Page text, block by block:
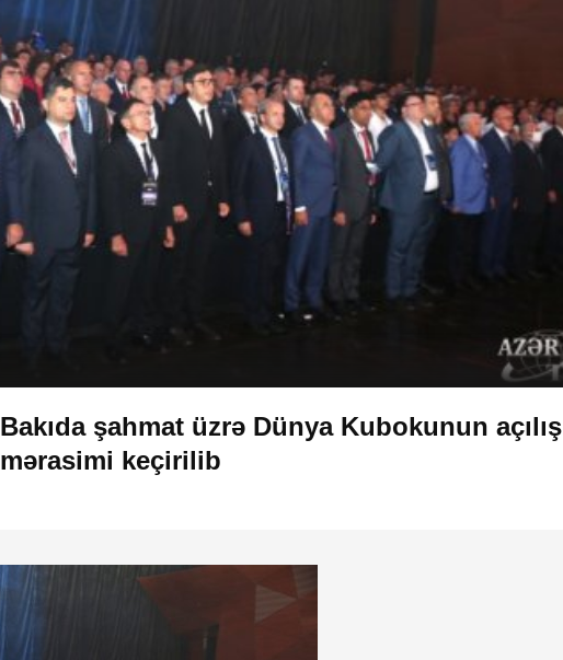
Bakıda şahmat üzrə Dünya Kubokunun açılış
mərasimi keçirilib